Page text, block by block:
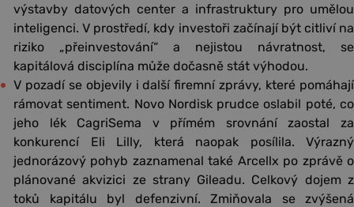
výstavby datových center a infrastruktury pro umělou
inteligenci. V prostředí, kdy investoři začínají být citliví na
riziko „přeinvestování“ a nejistou návratnost, se
kapitálová disciplína může dočasně stát výhodou.
V pozadí se objevily i další firemní zprávy, které pomáhají
rámovat sentiment. Novo Nordisk prudce oslabil poté, co
jeho lék CagriSema v přímém srovnání zaostal za
konkurencí Eli Lilly, která naopak posílila. Výrazný
jednorázový pohyb zaznamenal také Arcellx po zprávě o
plánované akvizici ze strany Gileadu. Celkový dojem z
toků kapitálu byl defenzivní. Zmiňovala se zvýšená